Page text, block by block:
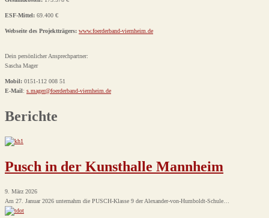
ESF-Mittel: 69.400 €
Webseite des Projektträgers: www.foerderband-viernheim.de
Dein persönlicher Ansprechpartner:
Sascha Mager
Mobil: 0151-112 008 51
E-Mail: s.mager@foerderband-viernheim.de
Berichte
Pusch in der Kunsthalle Mannheim
9. März 2026
Am 27. Januar 2026 unternahm die PUSCH-Klasse 9 der Alexander-von-Humboldt-Schule…